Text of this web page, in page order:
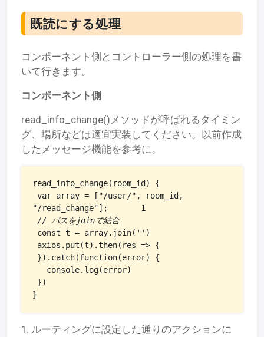
既読にする処理
コンポーネント側とコントローラー側の処理を書
いて行きます。
コンポーネント側
read_info_change()メソッドが呼ばれるタイミン
グ、場所などは適宜実装してください。以前作成
したメッセージ機能を参考に。
read_info_change(room_id) {
var array = ["/user/", room_id,
"/read_change"];　　　　1
// パスをjoinで結合
}
1. ルーティングに設定した通りのアクションに